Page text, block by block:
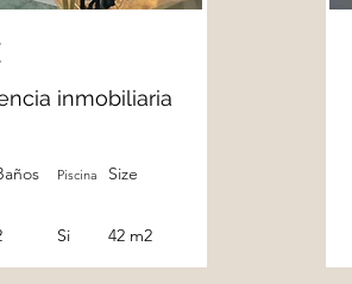
inmobiliaria
Piscina Size
Si 42 m2